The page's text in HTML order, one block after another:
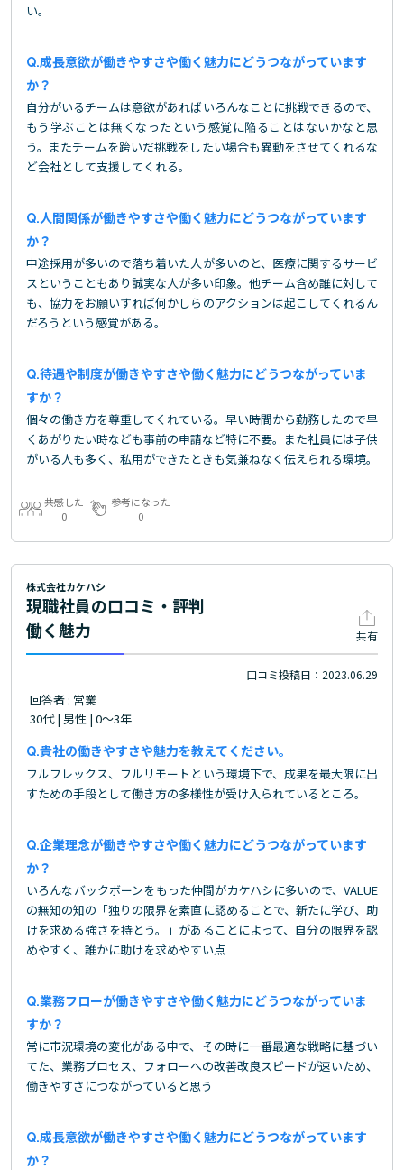
い。
成長意欲が働きやすさや働く魅力にどうつながっています
か？
自分がいるチームは意欲があればいろんなことに挑戦できるので、
もう学ぶことは無くなったという感覚に陥ることはないかなと思
う。またチームを跨いだ挑戦をしたい場合も異動をさせてくれるな
ど会社として支援してくれる。
人間関係が働きやすさや働く魅力にどうつながっています
か？
中途採用が多いので落ち着いた人が多いのと、医療に関するサービ
スということもあり誠実な人が多い印象。他チーム含め誰に対して
も、協力をお願いすれば何かしらのアクションは起こしてくれるん
だろうという感覚がある。
待遇や制度が働きやすさや働く魅力にどうつながっていま
すか？
個々の働き方を尊重してくれている。早い時間から勤務したので早
くあがりたい時なども事前の申請など特に不要。また社員には子供
がいる人も多く、私用ができたときも気兼ねなく伝えられる環境。
共感した
0
参考になった
0
株式会社カケハシ
現職社員の口コミ・評判
働く魅力
共有
口コミ投稿日：2023.06.29
回答者 : 営業
30代 | 男性 | 0～3年
貴社の働きやすさや魅力を教えてください。
フルフレックス、フルリモートという環境下で、成果を最大限に出
すための手段として働き方の多様性が受け入られているところ。
企業理念が働きやすさや働く魅力にどうつながっています
か？
いろんなバックボーンをもった仲間がカケハシに多いので、VALUE
の無知の知の「独りの限界を素直に認めることで、新たに学び、助
けを求める強さを持とう。」があることによって、自分の限界を認
めやすく、誰かに助けを求めやすい点
業務フローが働きやすさや働く魅力にどうつながっていま
すか？
常に市況環境の変化がある中で、その時に一番最適な戦略に基づい
てた、業務プロセス、フォローへの改善改良スピードが速いため、
働きやすさにつながっていると思う
成長意欲が働きやすさや働く魅力にどうつながっています
か？